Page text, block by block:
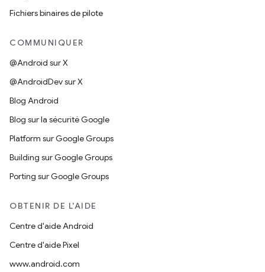
Fichiers binaires de pilote
COMMUNIQUER
@Android sur X
@AndroidDev sur X
Blog Android
Blog sur la sécurité Google
Platform sur Google Groups
Building sur Google Groups
Porting sur Google Groups
OBTENIR DE L'AIDE
Centre d'aide Android
Centre d'aide Pixel
www.android.com